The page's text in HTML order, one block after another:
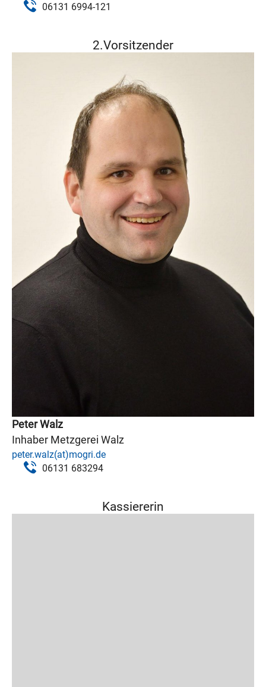
06131 6994-121
2.Vorsitzender
Peter Walz
Inhaber Metzgerei Walz
peter.walz(at)mogri.de
06131 683294
Kassiererin